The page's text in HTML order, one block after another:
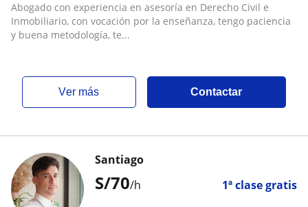
Abogado con experiencia en asesoría en Derecho Civil e
Inmobiliario, con vocación por la enseñanza, tengo paciencia
y buena metodología, te...
ver más Contactar
S/70/h 1ª clase gratis
Santiago